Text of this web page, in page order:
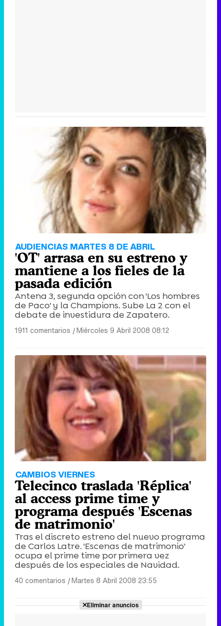
AUDIENCIAS MARTES 8 DE ABRIL
'OT' arrasa en su estreno y
mantiene a los fieles de la
pasada edición
Antena 3, segunda opción con 'Los hombres
de Paco' y la Champions. Sube La 2 con el
debate de investidura de Zapatero.
1911 comentarios |Miércoles 9 Abril 2008 08:12
CAMBIOS VIERNES
Telecinco traslada 'Réplica'
al access prime time y
programa después 'Escenas
de matrimonio'
Tras el discreto estreno del nuevo programa
de Carlos Latre. 'Escenas de matrimonio'
ocupa el prime time por primera vez
después de los especiales de Navidad.
40 comentarios |Martes 8 Abril 2008 23:55
Eliminar anuncios